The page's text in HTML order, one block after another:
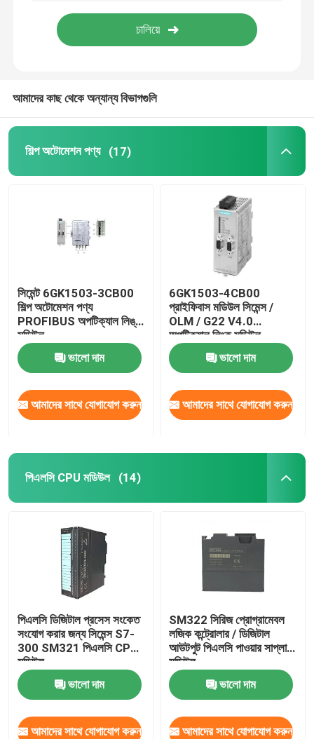
বৈদ্যুতিক নিরাপত্তা ফিউজ
SMPS সুইচ মোড পাওয়ার সাপ্লাই
দিন রেল এনার্জি মিটার
শিল্প প্লাগ এবং সকেট
স্ব-লকিং ক্যাবল টাই
আমাদের কাছ থেকে অন্যান্য বিভাগগুলি
শিল্প অটোমেশন পণ্য (17)
সিমেন্ট 6GK1503-3CB00
শিল্প অটোমেশন পণ্য
PROFIBUS অপটিক্যাল লিঙ্ক
মডিউল
ভালো দাম
আমাদের সাথে যোগাযোগ করুন
6GK1503-4CB00
প্রাইফিবাস মডিউল সিমেন্স /
OLM / G22 V4.0
অপটিক্যাল লিংক মডিউল
ভালো দাম
আমাদের সাথে যোগাযোগ করুন
পিএলসি CPU মডিউল (14)
পিএলসি ডিজিটাল প্রসেস সংকেত
সংযোগ করার জন্য সিমেন্স S7-
300 SM321 পিএলসি CPU
মডিউল
ভালো দাম
আমাদের সাথে যোগাযোগ করুন
SM322 সিরিজ প্রোগ্রামেবল
লজিক কন্ট্রোলার / ডিজিটাল
আউটপুট পিএলসি পাওয়ার সাপ্লাই
মডিউল
ভালো দাম
আমাদের সাথে যোগাযোগ করুন